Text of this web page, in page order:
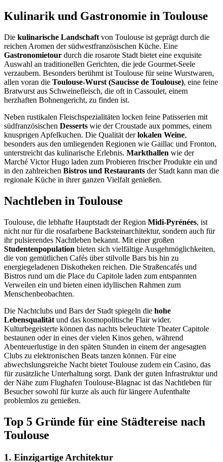
Kulinarik und Gastronomie in Toulouse
Die kulinarische Landschaft von Toulouse ist geprägt durch die
reichen Aromen der südwestfranzösischen Küche. Eine
Gastronomietour durch die rosarote Stadt bietet eine exquisite
Auswahl an traditionellen Gerichten, die jede Gourmet-Seele
verzaubern. Besonders berühmt ist Toulouse für seine Wurstwaren,
allen voran die Toulouse-Wurst (Saucisse de Toulouse), eine feine
Bratwurst aus Schweinefleisch, die oft in Cassoulet, einem
herzhaften Bohnengericht, zu finden ist.
Neben rustikalen Fleischspezialitäten locken feine Patisserien mit
südfranzösischen Desserts wie der Croustade aux pommes, einem
knusprigen Apfelkuchen. Die Qualität derlokalen Weine,
besonders aus den umliegenden Regionen wie Gaillac und Fronton,
unterstreicht das kulinarische Erlebnis. Markthallen wie der
Marché Victor Hugo laden zum Probieren frischer Produkte ein und
in den zahlreichen Bistros und Restaurants der Stadt kann man die
regionale Küche in ihrer ganzen Vielfalt genießen.
Nachtleben in Toulouse
Toulouse, die lebhafte Hauptstadt der Region Midi-Pyrénées, ist
nicht nur für die rosafarbene Backsteinarchitektur, sondern auch für
ihr pulsierendes Nachtleben bekannt. Mit einer großen
Studentenpopulation bieten sich vielfältige Ausgehmöglichkeiten,
die von gemütlichen Cafés über stilvolle Bars bis hin zu
energiegeladenen Diskotheken reichen. Die Straßencafés und
Bistros rund um die Place du Capitole laden zum entspannten
Verweilen ein und bieten einen idyllischen Rahmen zum
Menschenbeobachten.
Die Nachtclubs und Bars der Stadt spiegeln die hohe
Lebensqualität und das kosmopolitische Flair wider.
Kulturbegeisterte können das nachts beleuchtete Theater Capitole
bestaunen oder in eines der vielen Kinos gehen, während
Abenteuerlustige in den späten Stunden in einem der angesagten
Clubs zu elektronischen Beats tanzen können. Für eine
abwechslungsreiche Nacht bietet Toulouse zudem ein Casino, das
für zusätzliche Unterhaltung sorgt. Dank der guten Infrastruktur und
der Nähe zum Flughafen Toulouse-Blagnac ist das Nachtleben für
Besucher sowohl für kurze als auch für längere Aufenthalte
problemlos zu genießen.
Top 5 Gründe für eine Städtereise nach
Toulouse
1. Einzigartige Architektur